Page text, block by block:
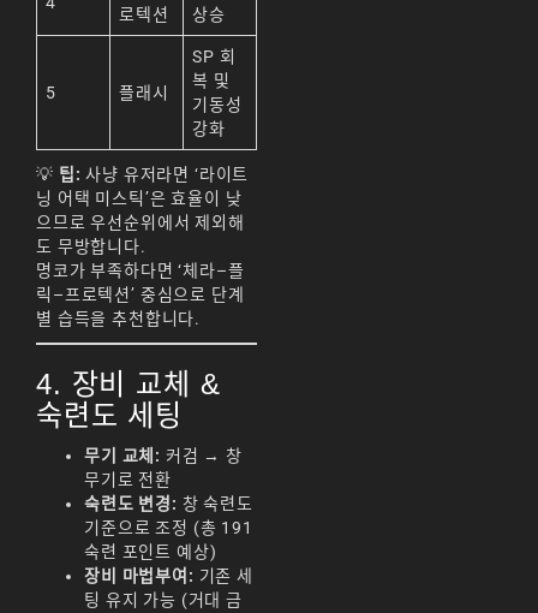
로텍션 상승
5 플래시
SP 회
복 및
기동성
강화
💡 팁: 사냥 유저라면 ‘라이트
닝 어택 미스틱’은 효율이 낮
으므로 우선순위에서 제외해
도 무방합니다.
명코가 부족하다면 ‘체라–플
릭–프로텍션’ 중심으로 단계
별 습득을 추천합니다.
4. 장비 교체 &
숙련도 세팅
무기 교체: 커검 → 창
무기로 전환
숙련도 변경: 창 숙련도
기준으로 조정 (총 191
숙련 포인트 예상)
장비 마법부여: 기존 세
팅 유지 가능 (거대 금